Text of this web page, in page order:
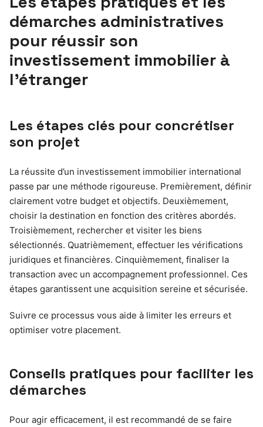
démarches administratives
pour réussir son
investissement immobilier à
l’étranger
Les étapes clés pour concrétiser
son projet
La réussite d’un investissement immobilier international
passe par une méthode rigoureuse. Premièrement, définir
clairement votre budget et objectifs. Deuxièmement,
choisir la destination en fonction des critères abordés.
Troisièmement, rechercher et visiter les biens
sélectionnés. Quatrièmement, effectuer les vérifications
juridiques et financières. Cinquièmement, finaliser la
transaction avec un accompagnement professionnel. Ces
étapes garantissent une acquisition sereine et sécurisée.
Suivre ce processus vous aide à limiter les erreurs et
optimiser votre placement.
Conseils pratiques pour faciliter les
démarches
Pour agir efficacement, il est recommandé de se faire